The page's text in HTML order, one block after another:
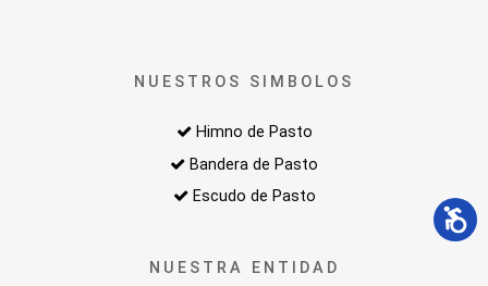
NUESTROS SIMBOLOS
Himno de Pasto
Bandera de Pasto
Escudo de Pasto
NUESTRA ENTIDAD